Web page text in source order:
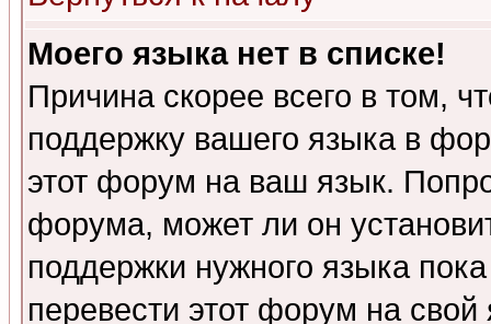
Моего языка нет в списке!
Причина скорее всего в том,
поддержку вашего языка в
этот форум на ваш язык.
форума, может ли он
поддержки нужного языка
перевести этот форум на